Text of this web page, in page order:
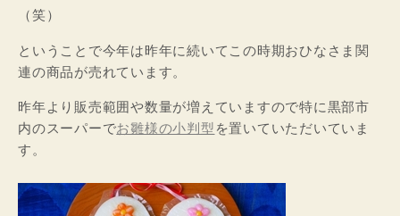
（笑）
ということで今年は昨年に続いてこの時期おひなさま関
連の商品が売れています。
昨年より販売範囲や数量が増えていますので特に黒部市
内のスーパーでお雛様の小判型 を置いていただいていま
す。